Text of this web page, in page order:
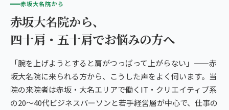
赤坂大名院から
赤坂大名院から、
四十肩・五十肩でお悩みの方へ
「腕を上げようとすると肩がつっぱって上がらない」——赤
坂大名院に来られる方から、こうした声をよく伺います。当
院の来院者は赤坂・大名エリアで働くIT・クリエイティブ系
の20〜40代ビジネスパーソンと若手経営層が中心で、仕事の